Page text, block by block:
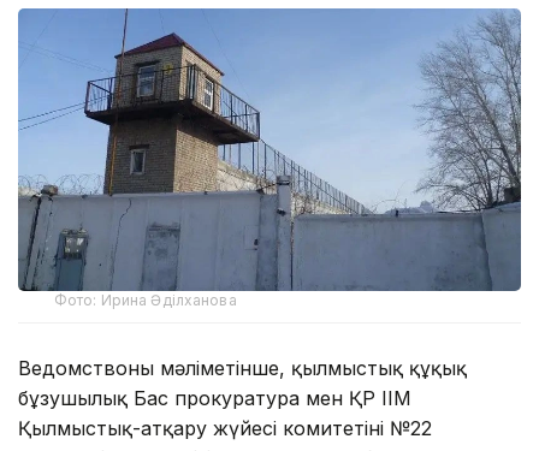
Фото: Ирина Әділханова
Ведомствоның мәліметінше, қылмыстық құқық
бұзушылық Бас прокуратура мен ҚР ІІМ
Қылмыстық-атқару жүйесі комитетінің №22